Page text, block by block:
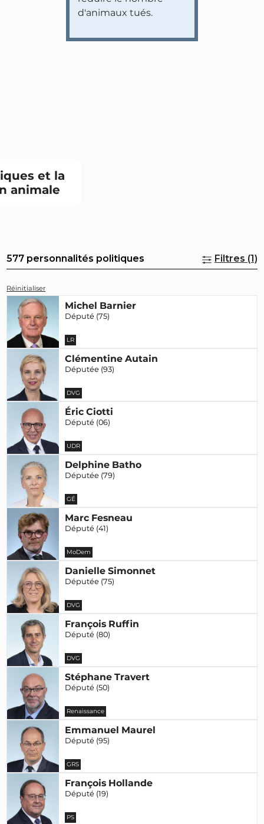
d'animaux tués.
et la
animale
577 personnalités politiques
Réinitialiser
Filtres (1)
Michel Barnier
Député (75)
LR
Clémentine Autain
Députée (93)
DVG
Éric Ciotti
Député (06)
UDR
Delphine Batho
Députée (79)
GÉ
Marc Fesneau
Député (41)
MoDem
Danielle Simonnet
Députée (75)
DVG
François Ruffin
Député (80)
DVG
Stéphane Travert
Député (50)
Renaissance
Emmanuel Maurel
Député (95)
GRS
François Hollande
Député (19)
PS